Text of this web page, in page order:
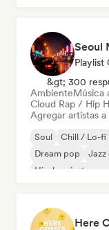
Seoul
Playlist
&gt; 300
AmbienteMúsica
Cloud Rap / Hip
Agregar artistas
Soul Chill / Lo-fi
Dream pop
Jazz
Hip-hop
Here